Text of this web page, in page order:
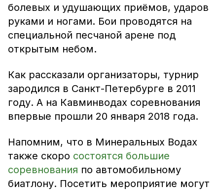
болевых и удушающих приёмов, ударов
руками и ногами. Бои проводятся на
специальной песчаной арене под
открытым небом.
Как рассказали организаторы, турнир
зародился в Санкт-Петербурге в 2011
году. А на Кавминводах соревнования
впервые прошли 20 января 2018 года.
Напомним, что в Минеральных Водах
также скоро состоятся большие
соревнования по автомобильному
биатлону. Посетить мероприятие могут